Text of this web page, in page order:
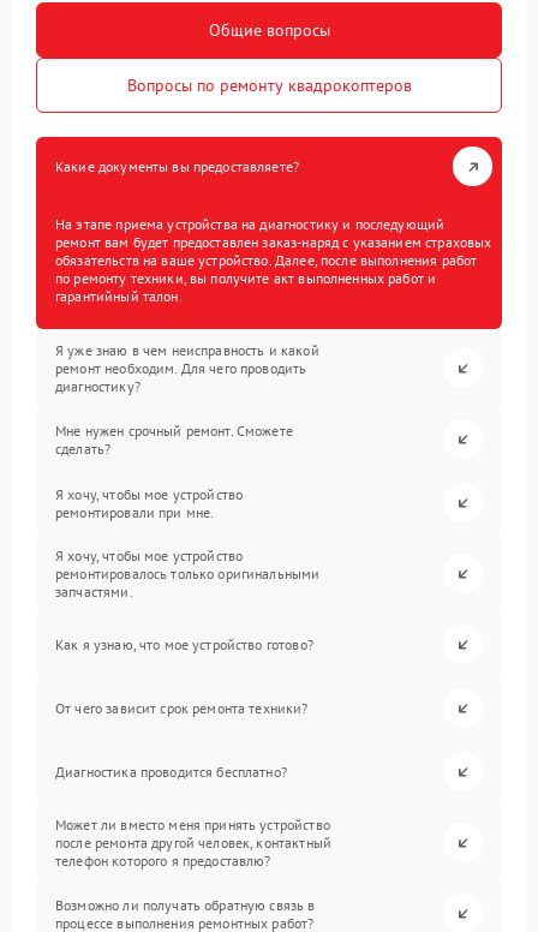
Общие вопросы
Вопросы по ремонту квадрокоптеров
Какие документы вы предоставляете?
На этапе приема устройства на диагностику и последующий
ремонт вам будет предоставлен заказ-наряд с указанием страховых
обязательств на ваше устройство. Далее, после выполнения работ
по ремонту техники, вы получите акт выполненных работ и
гарантийный талон.
Я уже знаю в чем неисправность и какой
ремонт необходим. Для чего проводить
диагностику?
Мне нужен срочный ремонт. Сможете
сделать?
Я хочу, чтобы мое устройство
ремонтировали при мне.
Я хочу, чтобы мое устройство
ремонтировалось только оригинальными
запчастями.
Как я узнаю, что мое устройство готово?
От чего зависит срок ремонта техники?
Диагностика проводится бесплатно?
Может ли вместо меня принять устройство
после ремонта другой человек, контактный
телефон которого я предоставлю?
Возможно ли получать обратную связь в
процессе выполнения ремонтных работ?